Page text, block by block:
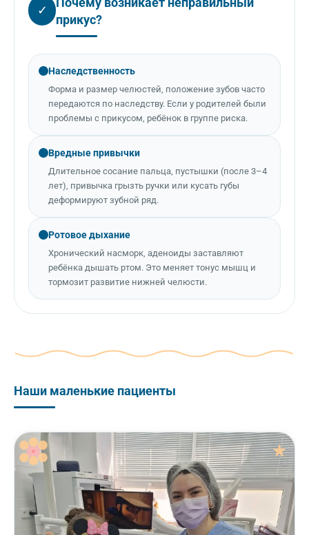
✓
прикус?
Наследственность
Форма и размер челюстей, положение зубов часто
передаются по наследству. Если у родителей были
проблемы с прикусом, ребёнок в группе риска.
Вредные привычки
Длительное сосание пальца, пустышки (после 3–4
лет), привычка грызть ручки или кусать губы
деформируют зубной ряд.
Ротовое дыхание
Хронический насморк, аденоиды заставляют
ребёнка дышать ртом. Это меняет тонус мышц и
тормозит развитие нижней челюсти.
Наши маленькие пациенты